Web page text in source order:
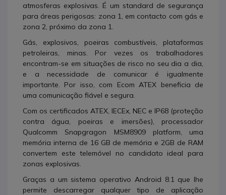
atmosferas explosivas. É um standard de segurança
para áreas perigosas: zona 1, em contacto com gás e
zona 2, próximo da zona 1.
Gás, explosivos, poeiras combustíveis, plataformas
petroleiras, minas. Por vezes os trabalhadores
encontram-se em situações de risco no seu dia a dia,
e a necessidade de comunicar é igualmente
importante. Por isso, com Ecom ATEX beneficia de
uma comunicação fiável e segura.
Com os certificados ATEX, IECEx, NEC e IP68 (proteção
contra água, poeiras e imersões), processador
Qualcomm Snapgragon MSM8909 platform, uma
memória interna de 16 GB de memória e 2GB de RAM
convertem este telemóvel no candidato ideal para
zonas explosivas.
Graças a um sistema operativo Android 8.1 que lhe
permite descarregar qualquer tipo de aplicação